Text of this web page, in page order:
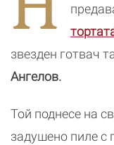
звезден готвач
Ангелов.
Той поднесе на
задушено пиле с